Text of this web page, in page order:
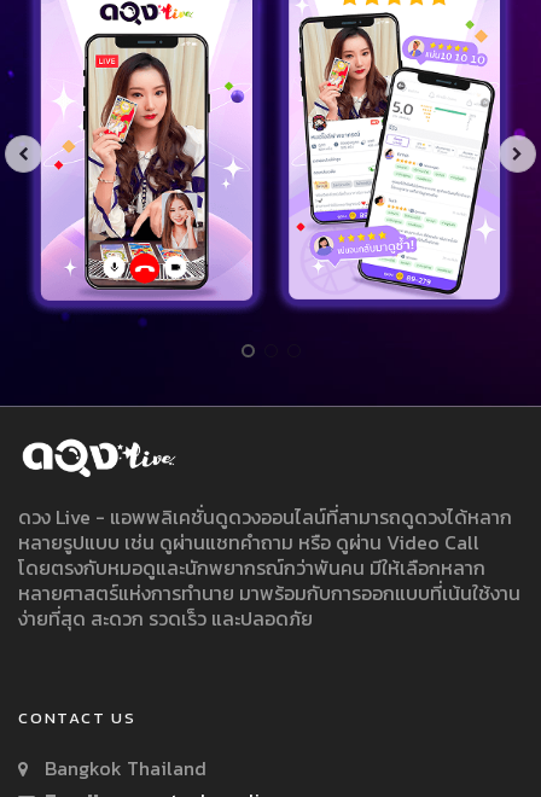
ดวง Live - แอพพลิเคชั่นดูดวงออนไลน์ที่สามารถดูดวงได้หลาก
หลายรูปแบบ เช่น ดูผ่านแชทคำถาม หรือ ดูผ่าน Video Call
โดยตรงกับหมอดูและนักพยากรณ์กว่าพันคน มีให้เลือกหลาก
หลายศาสตร์แห่งการทำนาย มาพร้อมกับการออกแบบที่เน้นใช้งาน
ง่ายที่สุด สะดวก รวดเร็ว และปลอดภัย
CONTACT US
Bangkok Thailand